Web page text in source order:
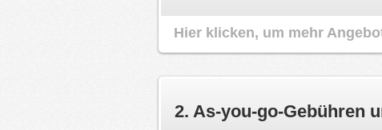
Hier klicken, um mehr
2. As-you-go-Gebühren